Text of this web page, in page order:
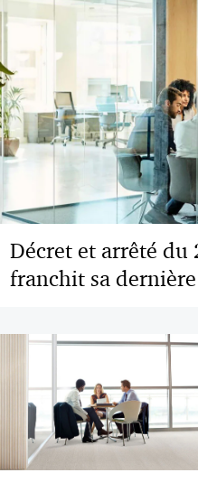
Décret et arrêté
franchit sa